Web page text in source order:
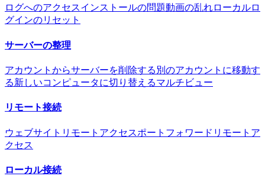
ログへのアクセスインストールの問題動画の乱れローカルロ
グインのリセット
サーバーの整理
アカウントからサーバーを削除する 別のアカウントに移動す
る新しいコンピュータに切り替えるマルチビュー
リモート接続
ウェブサイトリモートアクセスポートフォワードリモートア
クセス
ローカル接続